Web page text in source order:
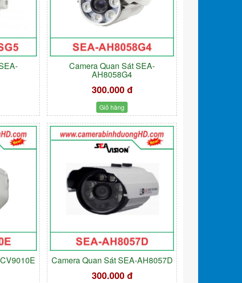
Camera Quan Sát SEA-
AH8058G4
300.000 đ
Giỏ hàng
Camera Quan Sát SEA-AH8057D
300.000 đ